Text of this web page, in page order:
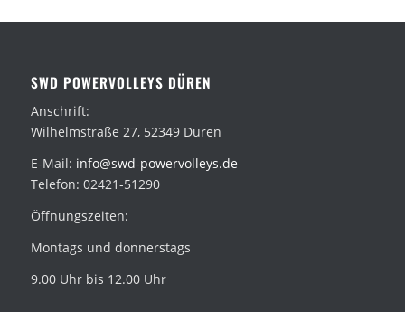
SWD POWERVOLLEYS DÜREN
Anschrift:
Wilhelmstraße 27, 52349 Düren
E-Mail: info@swd-powervolleys.de
Telefon: 02421-51290
Öffnungszeiten:
Montags und donnerstags
9.00 Uhr bis 12.00 Uhr